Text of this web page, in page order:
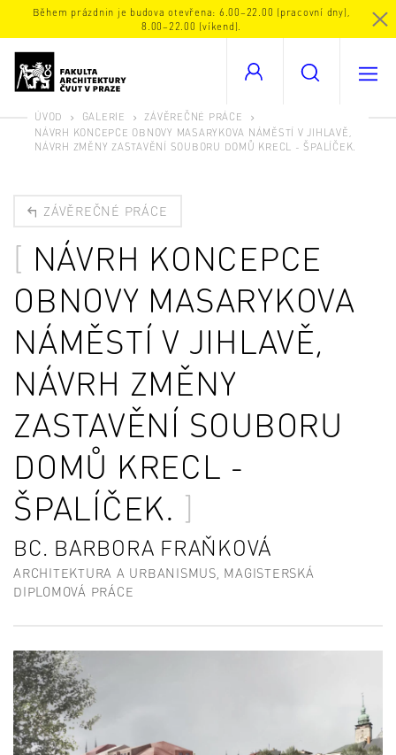
Během prázdnin je budova otevřena: 6.00–22.00 (pracovní dny),
8.00–22.00 (víkend).
ÚVOD GALERIE
ZÁVĚREČNÉ PRÁCE
NÁVRH KONCEPCE OBNOVY MASARYKOVA NÁMĚSTÍ V JIHLAVĚ,
NÁVRH ZMĚNY ZASTAVĚNÍ SOUBORU DOMŮ KRECL - ŠPALÍČEK.
ZÁVĚREČNÉ PRÁCE
NÁVRH KONCEPCE
OBNOVY MASARYKOVA
NÁMĚSTÍ V JIHLAVĚ,
NÁVRH ZMĚNY
ZASTAVĚNÍ SOUBORU
DOMŮ KRECL -
ŠPALÍČEK.
BC. BARBORA FRAŇKOVÁ
ARCHITEKTURA A URBANISMUS, MAGISTERSKÁ
DIPLOMOVÁ PRÁCE